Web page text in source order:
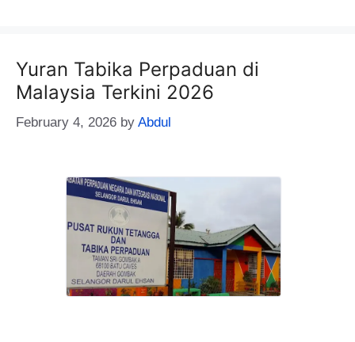
Yuran Tabika Perpaduan di
Malaysia Terkini 2026
February 4, 2026 by Abdul